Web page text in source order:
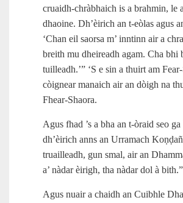
cruaidh‑chràbhaich is a brahmin, le
dhaoine. Dh’èirich an t‑eòlas agus
‘Chan eil saorsa m’ inntinn air a
breith mu dheireadh agam. Cha bhi
tuilleadh.’” ‘S e sin a thuirt am
còignear manaich air an dòigh na
Fhear‑Shaora.
Agus fhad ’s a bha an t‑òraid seo
dh’èirich anns an Urramach
truailleadh, gun smal, air an
a’ nàdar èirigh, tha nàdar dol à bith.”
Agus nuair a chaidh an Cuibhle